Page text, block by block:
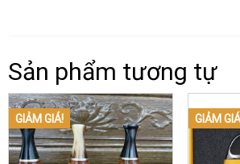
Sản phẩm tương tự
GIẢM GIÁ! GIẢM